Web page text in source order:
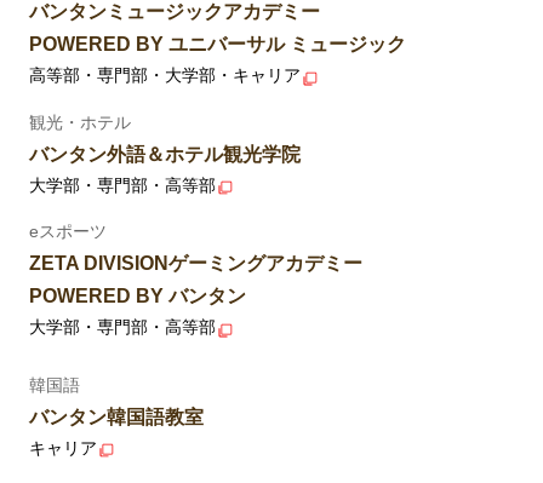
バンタンミュージックアカデミー
POWERED BY ユニバーサル ミュージック
高等部・専門部・大学部・キャリア
観光・ホテル
バンタン外語＆ホテル観光学院
大学部・専門部・高等部
eスポーツ
ZETA DIVISIONゲーミングアカデミー
POWERED BY バンタン
大学部・専門部・高等部
韓国語
バンタン韓国語教室
キャリア